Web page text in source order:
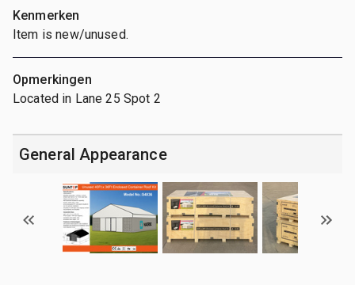
Kenmerken
Item is new/unused.
Opmerkingen
Located in Lane 25 Spot 2
General Appearance